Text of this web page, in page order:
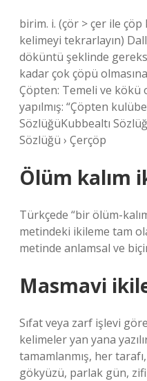
birim. i. (çör > çer ile
kelimeyi tekrarlayın)
döküntü şeklinde
kadar çok çöpü olmasına
Çöpten: Temeli ve kökü
yapılmış: “Çöpten
SözlüğüKubbealtı
Sözlüğü › Çerçöp
Ölüm kalım
Türkçede “bir ölüm-
metindeki ikileme tam
metinde anlamsal ve
Masmavi
Sıfat veya zarf işlevi
kelimeler yan yana
tamamlanmış, her
gökyüzü, parlak gün,